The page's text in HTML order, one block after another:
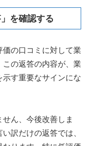
を確認する
の口コミに対して業
の返答の内容が、業
す重要なサインにな
せん、今後改善しま
訳だけの返答では、